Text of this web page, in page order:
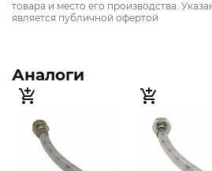
товара и место его производства.
является публичной офертой
Аналоги